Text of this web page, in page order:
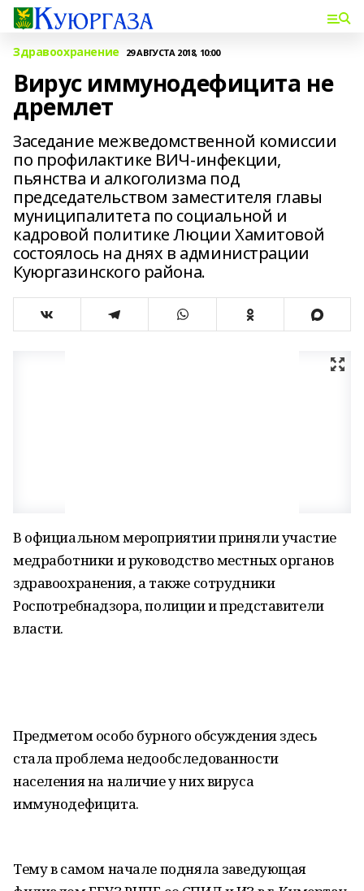
Здравоохранение 29 АВГУСТА 2018, 10:00
Вирус иммунодефицита не
дремлет
Заседание межведомственной комиссии
по профилактике ВИЧ-инфекции,
пьянства и алкоголизма под
председательством заместителя главы
муниципалитета по социальной и
кадровой политике Люции Хамитовой
состоялось на днях в администрации
Куюргазинского района.
В официальном мероприятии приняли участие
медработники и руководство местных органов
здравоохранения, а также сотрудники
Роспотребнадзора, полиции и представители
власти.
Предметом особо бурного обсуждения здесь
стала проблема недообследованности
населения на наличие у них вируса
иммунодефицита.
Тему в самом начале подняла заведующая